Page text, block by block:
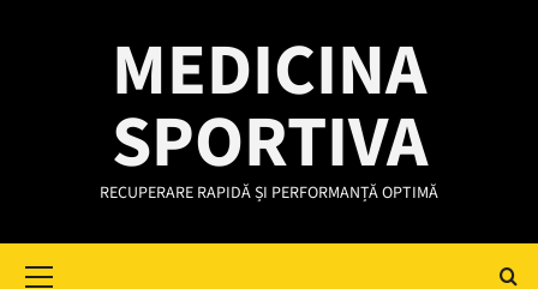
MEDICINA
SPORTIVA
RECUPERARE RAPIDĂ ȘI PERFORMANȚĂ OPTIMĂ
Menu